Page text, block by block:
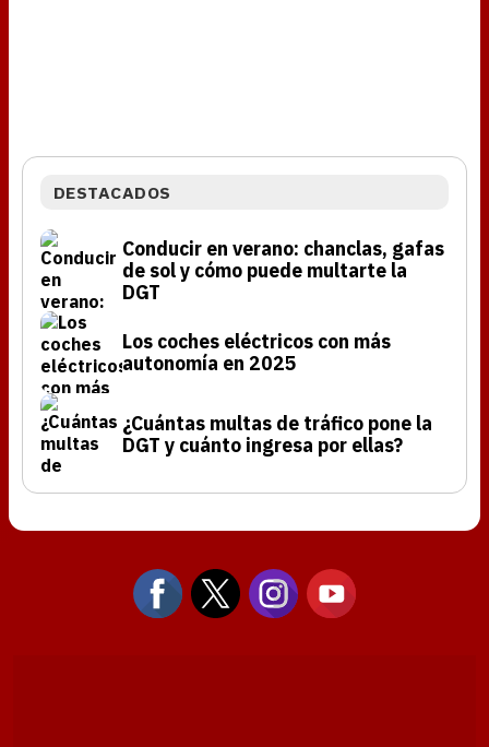
DESTACADOS
Conducir en verano: chanclas, gafas
de sol y cómo puede multarte la
DGT
Los coches eléctricos con más
autonomía en 2025
¿Cuántas multas de tráfico pone la
DGT y cuánto ingresa por ellas?